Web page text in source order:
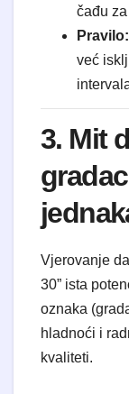
čađu
Pravilo:
već
3. Mit
Vjerovanje
30” ista
oznaka
hladnoći i
kvaliteti.